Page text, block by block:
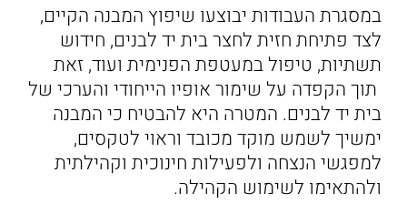
במסגרת העבודות יבוצעו שיפוץ המבנה הקיים,
לצד פתיחת חזית לחצר בית יד לבנים, חידוש
תשתיות, טיפול במעטפת הפנימית ועוד, זאת
תוך הקפדה על שימור אופיו הייחודי והערכי של
בית יד לבנים. המטרה היא להבטיח כי המבנה
ימשיך לשמש מוקד מכובד וראוי לטקסים,
למפגשי הנצחה ולפעילות חינוכית וקהילתית
ולהתאימו לשימוש הקהילה.